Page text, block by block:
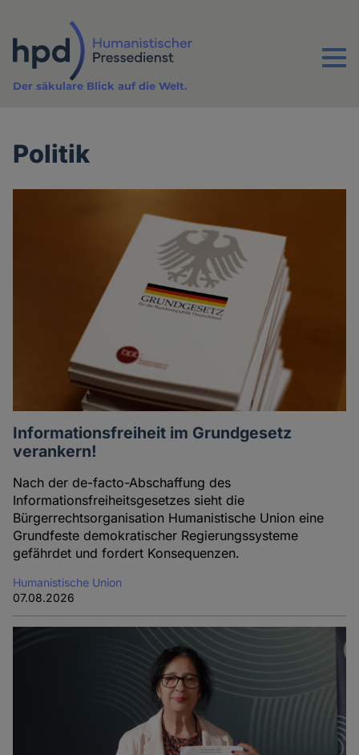
Inhalt
Menu
Der säkulare Blick auf die Welt.
Politik
Informationsfreiheit im Grundgesetz
verankern!
Nach der de-facto-Abschaffung des
Informationsfreiheitsgesetzes sieht die
Bürgerrechtsorganisation Humanistische Union eine
Grundfeste demokratischer Regierungssysteme
gefährdet und fordert Konsequenzen.
Humanistische Union
07.08.2026